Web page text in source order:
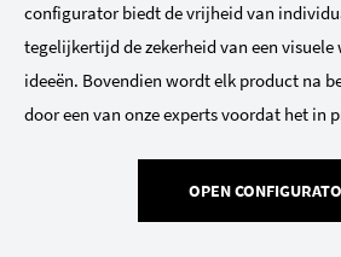
configurator biedt de vrijheid van
tegelijkertijd de zekerheid van een visuele
ideeën. Bovendien wordt elk product na
door een van onze experts voordat het in
OPEN